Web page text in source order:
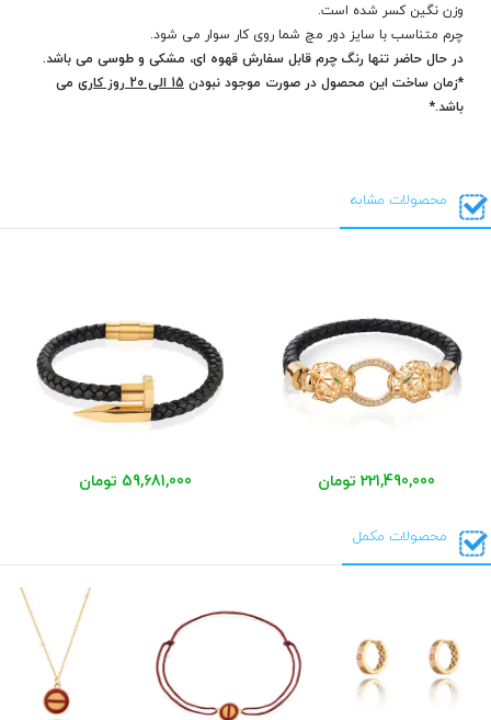
وزن نگین کسر شده است.
چرم متناسب با سایز دور مچ شما روی کار سوار می شود.
در حال حاضر تنها رنگ چرم قابل سفارش قهوه ای، مشکی و طوسی می باشد.
*زمان ساخت این محصول در صورت موجود نبودن 15 الی 20 روز کاری
می
باشد.*
محصولات مشابه
221,490,000 تومان 59,681,000 تومان
محصولات مکمل